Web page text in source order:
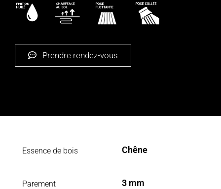
Prendre rendez-vous
Essence de bois Chêne
Parement 3 mm